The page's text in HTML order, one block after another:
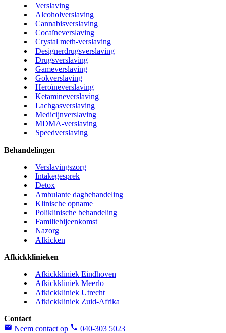
Verslaving
Alcoholverslaving
Cannabisverslaving
Cocaïneverslaving
Crystal meth-verslaving
Designerdrugsverslaving
Drugsverslaving
Gameverslaving
Gokverslaving
Heroïneverslaving
Ketamineverslaving
Lachgasverslaving
Medicijnverslaving
MDMA-verslaving
Speedverslaving
Behandelingen
Verslavingszorg
Intakegesprek
Detox
Ambulante dagbehandeling
Klinische opname
Poliklinische behandeling
Familiebijeenkomst
Nazorg
Afkicken
Afkickklinieken
Afkickkliniek Eindhoven
Afkickkliniek Meerlo
Afkickkliniek Utrecht
Afkickkliniek Zuid-Afrika
Contact
Neem contact op
040-303 5023